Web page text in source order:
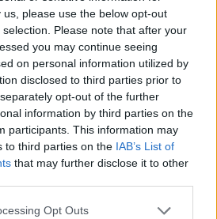
please use the below opt-out
Please note that after your
you may continue seeing
on personal information utilized by
disclosed to third parties prior to
opt-out of the further
information by third parties on the
participants. This information may
to third parties on the IAB’s List of
that may further disclose it to other
Opt Outs
loni nejrozsáhlejší v Jihočeském
o 2295 hektarů na 10 152 hektarů.
v lesích loni mírně poklesly, a to z
2024 na zhruba 50 milionů.
podle ČSÚ na konci loňského roku
což představovalo 34 procent
vlastnictví státu tvořily 54 procent